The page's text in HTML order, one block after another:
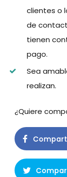
clientes o
de
tienen
pago.
Sea
realizan.
¿Quiere